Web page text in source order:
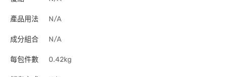
產品用法 N/A
成分組合 N/A
每包件數 0.42kg